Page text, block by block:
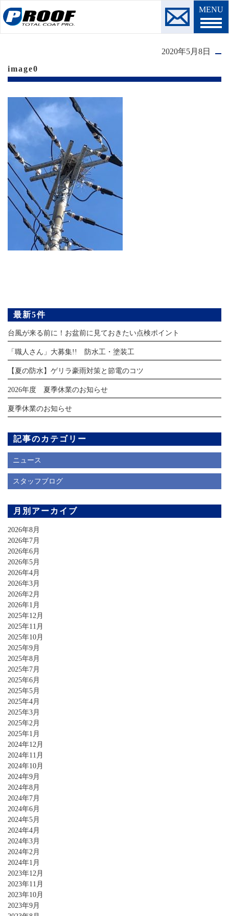
MENU
2020年5月8日
image0
最新5件
台風が来る前に！お盆前に見ておきたい点検ポイント
「職人さん」大募集!! 防水工・塗装工
【夏の防水】ゲリラ豪雨対策と節電のコツ
2026年度 夏季休業のお知らせ
夏季休業のお知らせ
記事のカテゴリー
ニュース
スタッフブログ
月別アーカイブ
2026年8月
2026年7月
2026年6月
2026年5月
2026年4月
2026年3月
2026年2月
2026年1月
2025年12月
2025年11月
2025年10月
2025年9月
2025年8月
2025年7月
2025年6月
2025年5月
2025年4月
2025年3月
2025年2月
2025年1月
2024年12月
2024年11月
2024年10月
2024年9月
2024年8月
2024年7月
2024年6月
2024年5月
2024年4月
2024年3月
2024年2月
2024年1月
2023年12月
2023年11月
2023年10月
2023年9月